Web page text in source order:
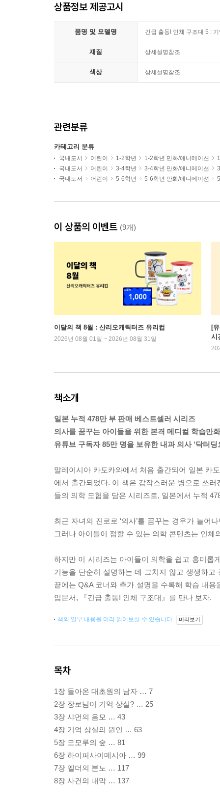
상품정보 제공고시
품명 및 모델명 긴급 출동! 인체 구조대 5 :
재질 상세설명참조
색상 상세설명참조
관련분류
카테고리 분류
국내도서 어린이 1-2학년 1-2학년 만화/애니메이션
국내도서
어린이 3-4학년 3-4학년 만화/애니메이션
국내도서
어린이 5-6학년 5-6학년 만화/애니메이션
이 상품의 이벤트 (9개)
이달의 책 8월 : 산리오캐릭터즈 유리컵
2026년 08월 01일 ~ 2026년 08월 31일
[
시
책소개
일본 누적 478만 부 판매 베스트셀러 시리즈
의사를 꿈꾸는 아이들을 위한 본격 메디컬 학습만화
유튜브 구독자 85만 명을 보유한 내과 의사 ‘닥터딩
말레이시아 카도카와에서 처음 출간되어 일본 카
에서 출간되었다. 이 책은 갑작스러운 병으로 쓰
들의 의학 모험을 담은 시리즈로, 일본에서 누적
최근 자녀의 진로로 ‘의사’를 꿈꾸는 경우가 늘어
그러나 아이들이 접할 수 있는 의학 콘텐츠는 인
하지만 이 시리즈는 아이들이 의학을 쉽고 흥미롭
기능을 단순히 설명하는 데 그치지 않고 생생하
끝에는 Q&A 코너와 추가 설명을 수록해 학습 내
입문서, 『긴급 출동! 인체 구조대』를 만나 보자.
책의 일부 내용을 미리 읽어보실 수 있습니다. 미리보기
목차
1장 돌아온 대초원의 남자 … 7
2장 장로님이 기억 상실? … 25
3장 샤먼의 음모 … 43
4장 기억 상실의 원인 … 63
5장 모모루의 숲 … 81
6장 하이퍼사이메시아 … 99
7장 엘더의 분노 … 117
8장 사건의 내막 … 137